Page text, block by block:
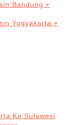
Bandung +
Yogyakarta +
Ke Sulawesi